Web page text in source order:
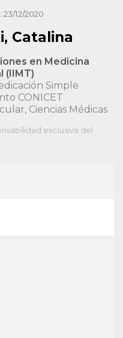
12/2020
Catalina
en Medicina
(IIMT)
Simple
CONICET
Ciencias Médicas
exclusiva del